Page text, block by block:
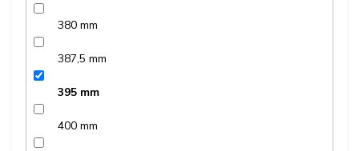
380 mm
387,5 mm
395 mm
400 mm